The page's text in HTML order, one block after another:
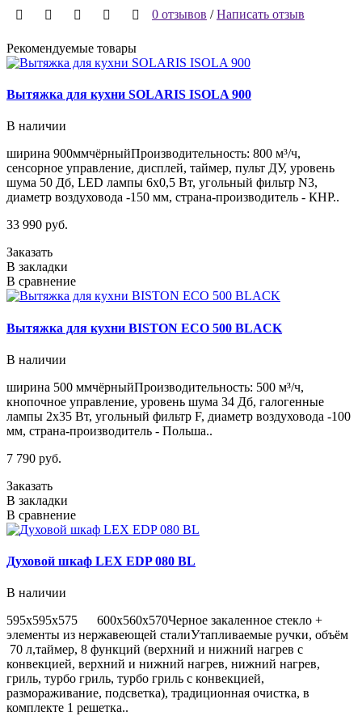
0 отзывов /Написать отзыв
Рекомендуемые товары
Вытяжка для кухни SOLARIS ISOLA 900
В наличии
ширина 900ммчёрныйПроизводительность: 800 м³/ч,
сенсорное управление, дисплей, таймер, пульт ДУ, уровень
шума 50 Дб, LED лампы 6х0,5 Вт, угольный фильтр N3,
диаметр воздуховода -150 мм, страна-производитель - КНР..
33 990 руб.
Заказать
В закладки
В сравнение
Вытяжка для кухни BISTON ECO 500 BLACK
В наличии
ширина 500 ммчёрныйПроизводительность: 500 м³/ч,
кнопочное управление, уровень шума 34 Дб, галогенные
лампы 2х35 Вт, угольный фильтр F, диаметр воздуховода -100
мм, страна-производитель - Польша..
7 790 руб.
Заказать
В закладки
В сравнение
Духовой шкаф LEX EDP 080 BL
В наличии
595х595х575 600х560х570Черное закаленное стекло +
элементы из нержавеющей сталиУтапливаемые ручки, объём
70 л,таймер, 8 функций (верхний и нижний нагрев с
конвекцией, верхний и нижний нагрев, нижний нагрев,
гриль, турбо гриль, турбо гриль с конвекцией,
размораживание, подсветка), традиционная очистка, в
комплекте 1 решетка..